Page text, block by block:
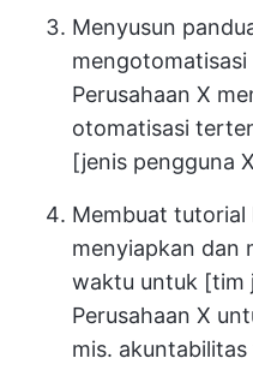
Menyusun
Perusahaan X
otomatisasi
[jenis pengguna
Membuat
menyiapkan dan
waktu untuk [tim
Perusahaan X
mis.